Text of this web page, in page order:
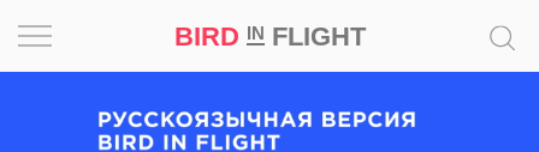
BIRD INFLIGHT